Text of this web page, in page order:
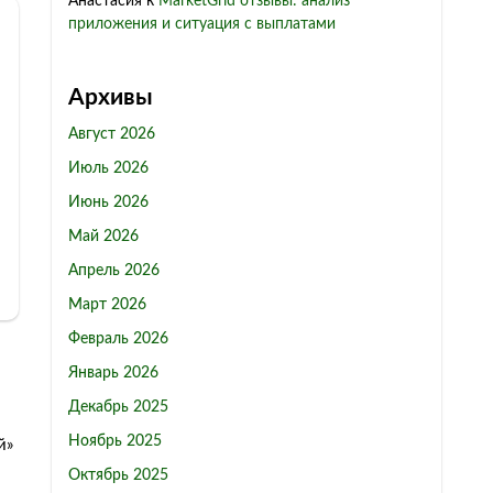
приложения и ситуация с выплатами
Архивы
Август 2026
Июль 2026
Июнь 2026
Май 2026
Апрель 2026
Март 2026
Февраль 2026
Январь 2026
Декабрь 2025
Ноябрь 2025
Октябрь 2025